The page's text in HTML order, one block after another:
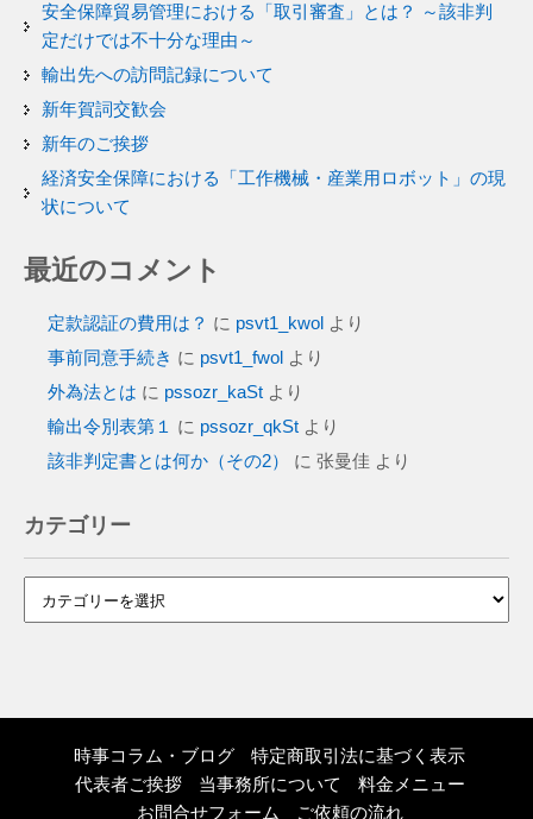
安全保障貿易管理における「取引審査」とは？ ～該非判
定だけでは不十分な理由～
輸出先への訪問記録について
新年賀詞交歓会
新年のご挨拶
経済安全保障における「工作機械・産業用ロボット」の現
状について
最近のコメント
定款認証の費用は？ に psvt1_kwol より
事前同意手続き に psvt1_fwol より
外為法とは に pssozr_kaSt より
輸出令別表第１
に pssozr_qkSt より
該非判定書とは何か（その2）
に 张曼佳 より
カテゴリー
時事コラム・ブログ
特定商取引法に基づく表示
代表者ご挨拶
当事務所について
料金メニュー
お問合せフォーム
ご依頼の流れ